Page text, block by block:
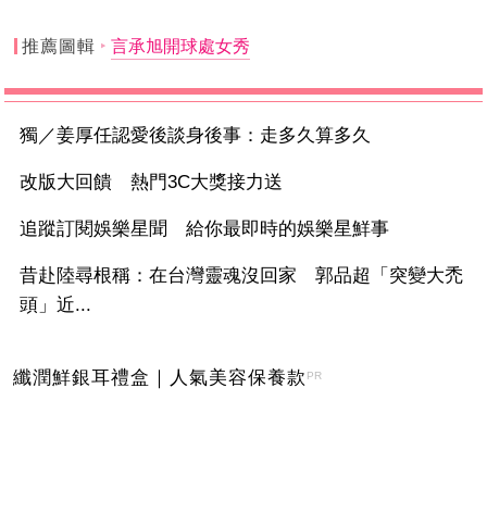
推薦圖輯 言承旭開球處女秀
獨／姜厚任認愛後談身後事：走多久算多久
改版大回饋 熱門3C大獎接力送
追蹤訂閱娛樂星聞 給你最即時的娛樂星鮮事
昔赴陸尋根稱：在台灣靈魂沒回家 郭品超「突變大禿
頭」近...
纖潤鮮銀耳禮盒｜人氣美容保養款 PR